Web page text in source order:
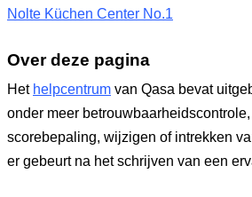
Nolte Küchen Center No.1
Over deze pagina
Het helpcentrum van Qasa bevat
onder meer
scorebepaling, wijzigen of intrekken
er gebeurt na het schrijven van een